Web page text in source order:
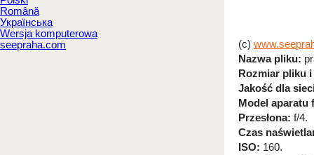
Română
Українська
Wersja komputerowa
seepraha.com
(c)
Nazwa pliku:
Rozmiar pliku
Jakość dla
Model aparatu
Przesłona: f/4.
Czas
ISO: 160.